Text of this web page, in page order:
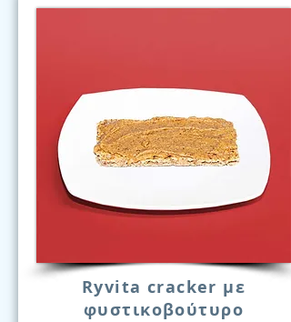
Ryvita cracker με
φυστικοβούτυρο